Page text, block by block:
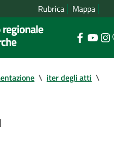
Rubrica Mappa
\ iter degli atti \